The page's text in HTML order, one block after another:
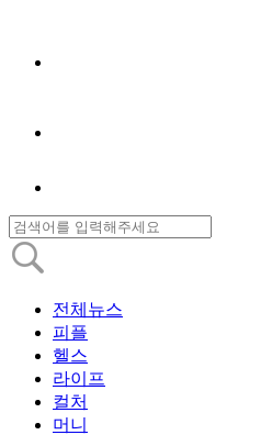
전체뉴스
피플
헬스
라이프
컬처
머니